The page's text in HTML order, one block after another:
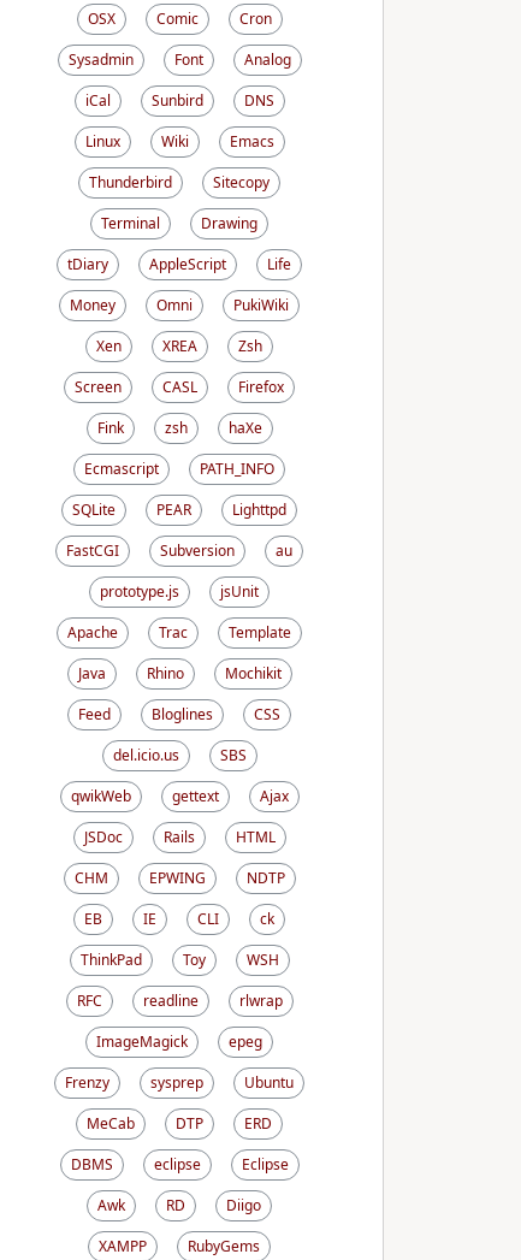
OSX
Comic
Cron
Sysadmin
Font
Analog
iCal
Sunbird
DNS
Linux
Wiki
Emacs
Thunderbird
Sitecopy
Terminal
Drawing
tDiary
AppleScript
Life
Money
Omni
PukiWiki
Xen
XREA
Zsh
Screen
CASL
Firefox
Fink
zsh
haXe
Ecmascript
PATH_INFO
SQLite
PEAR
Lighttpd
FastCGI
Subversion
au
prototype.js
jsUnit
Apache
Trac
Template
Java
Rhino
Mochikit
Feed
Bloglines
CSS
del.icio.us
SBS
qwikWeb
gettext
Ajax
JSDoc
Rails
HTML
CHM
EPWING
NDTP
EB
IE CLI
ck
ThinkPad
Toy
WSH
RFC
readline
rlwrap
ImageMagick
epeg
Frenzy
sysprep
Ubuntu
MeCab
DTP
ERD
DBMS
eclipse
Eclipse
Awk
RD
Diigo
XAMPP
RubyGems